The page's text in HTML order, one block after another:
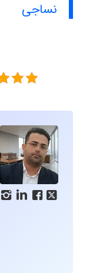
نساجی
   